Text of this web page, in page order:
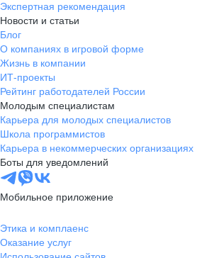
Экспертная рекомендация
Новости и статьи
Блог
О компаниях в игровой форме
Жизнь в компании
ИТ-проекты
Рейтинг работодателей России
Молодым специалистам
Карьера для молодых специалистов
Школа программистов
Карьера в некоммерческих организациях
Боты для уведомлений
Мобильное приложение
Этика и комплаенс
Оказание услуг